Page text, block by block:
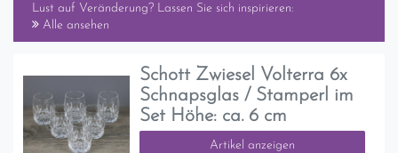
Lust auf Veränderung? Lassen Sie sich inspirieren:
Alle ansehen
Schott Zwiesel Volterra 6x
Schnapsglas / Stamperl im
Set Höhe: ca. 6 cm
Artikel anzeigen